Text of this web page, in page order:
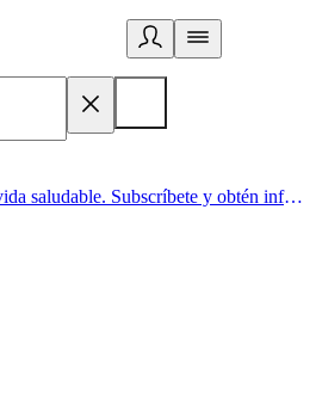
Acá comienza un estilo de vida saludable. Subscríbete y obtén información de primera mano